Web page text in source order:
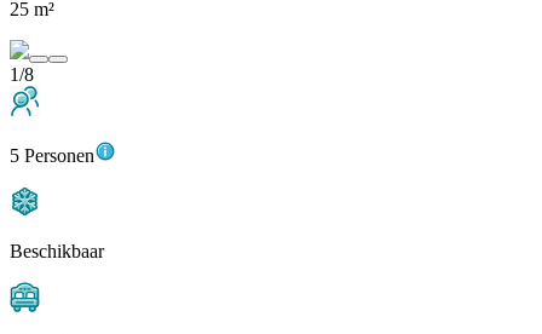
25 m²
1/8
5 Personen
Beschikbaar